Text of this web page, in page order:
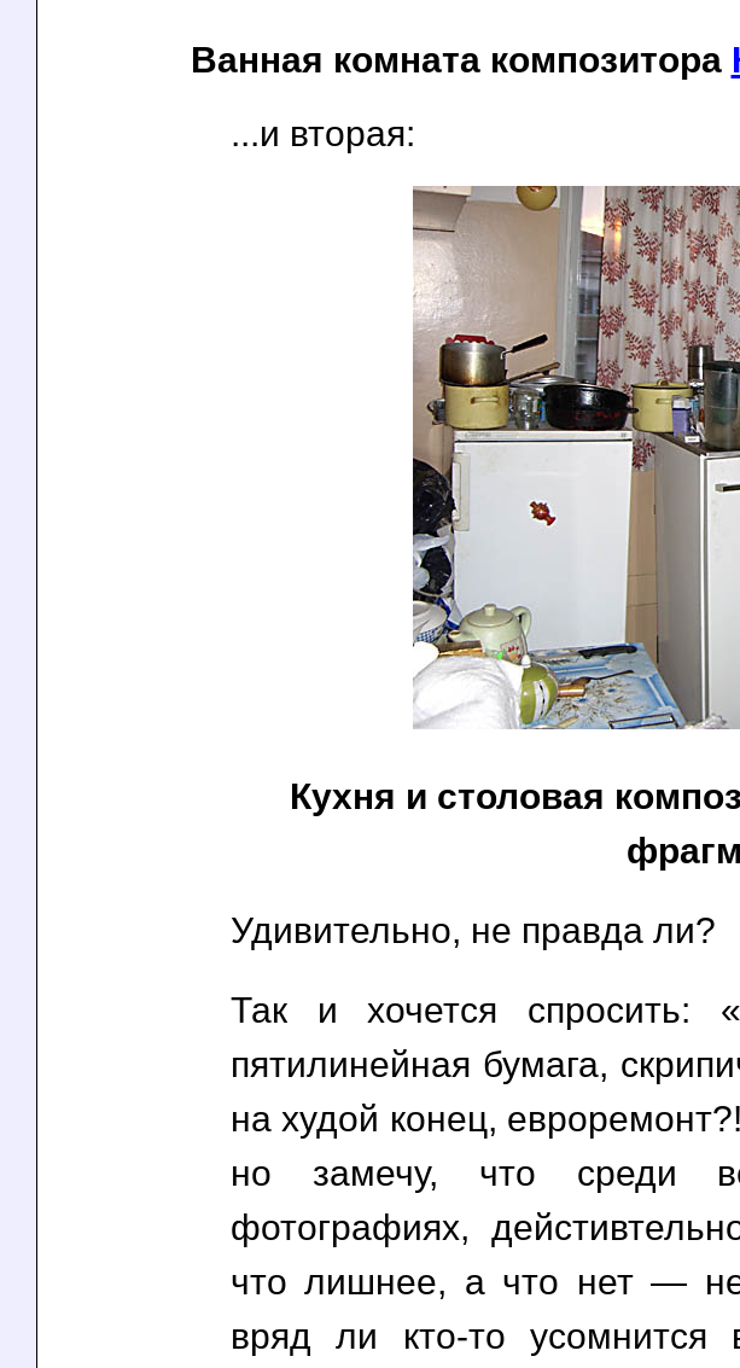
Ванная комната композитора
...и вторая:
Кухня и столовая
Удивительно, не правда ли?
Так и хочется спросить:
пятилинейная бумага,
на худой конец,
но замечу, что среди
фотографиях,
что лишнее, а что нет —
вряд ли кто-то усомнится